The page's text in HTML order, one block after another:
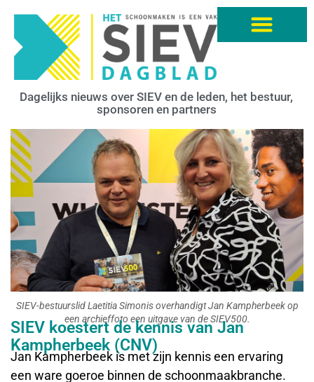
Dagelijks nieuws over SIEV en de leden, het bestuur,
sponsoren en partners
SIEV-bestuurslid Laetitia Simonis overhandigt Jan Kampherbeek op
een archieffoto een uitgave van de SIEV500.
SIEV koestert de kennis van Jan
Kampherbeek (CNV)
Jan Kampherbeek is met zijn kennis een ervaring
een ware goeroe binnen de schoonmaakbranche.